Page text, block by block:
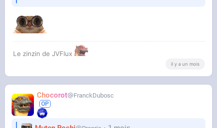
Le zinzin de JVFlux
il y a un mois
Chocorot FranckDubosc